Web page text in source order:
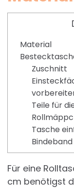
Material
Zuschnitt
Teile für
Tasche
Für eine
cm benötigst